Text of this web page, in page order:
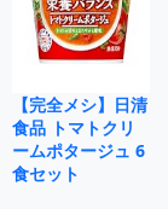
【完全メシ】日清
食品 トマトクリ
ームポタージュ 6
食セット